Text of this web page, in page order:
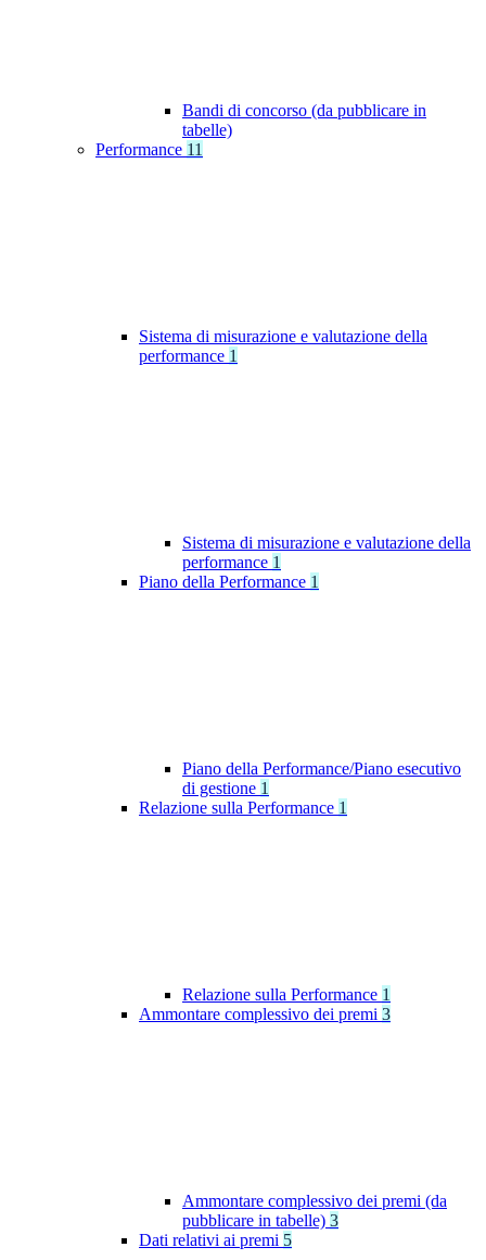
Bandi di concorso (da pubblicare in
tabelle)
Performance 11
Sistema di misurazione e valutazione della
performance 1
Sistema di misurazione e valutazione della
performance 1
Piano della Performance 1
Piano della Performance/Piano esecutivo
di gestione 1
Relazione sulla Performance 1
Relazione sulla Performance 1
Ammontare complessivo dei premi 3
Ammontare complessivo dei premi (da
pubblicare in tabelle) 3
Dati relativi ai premi 5